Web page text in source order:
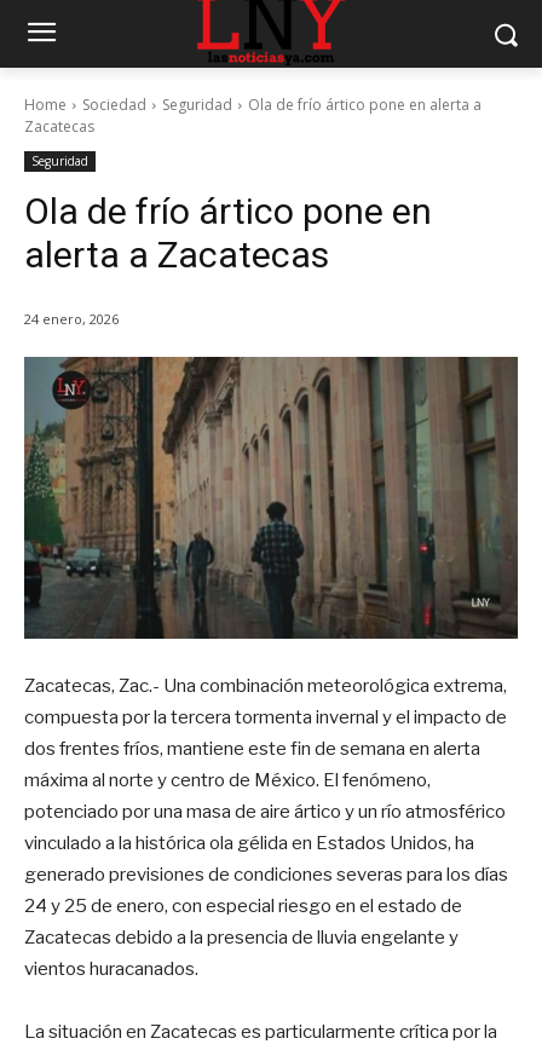
Home Sociedad Seguridad
Ola de frío ártico pone en alerta a
Zacatecas
Seguridad
Ola de frío ártico pone en
alerta a Zacatecas
24 enero, 2026
Zacatecas, Zac.- Una combinación meteorológica extrema,
compuesta por la tercera tormenta invernal y el impacto de
dos frentes fríos, mantiene este fin de semana en alerta
máxima al norte y centro de México. El fenómeno,
potenciado por una masa de aire ártico y un río atmosférico
vinculado a la histórica ola gélida en Estados Unidos, ha
generado previsiones de condiciones severas para los días
24 y 25 de enero, con especial riesgo en el estado de
Zacatecas debido a la presencia de lluvia engelante y
vientos huracanados.
La situación en Zacatecas es particularmente crítica por la